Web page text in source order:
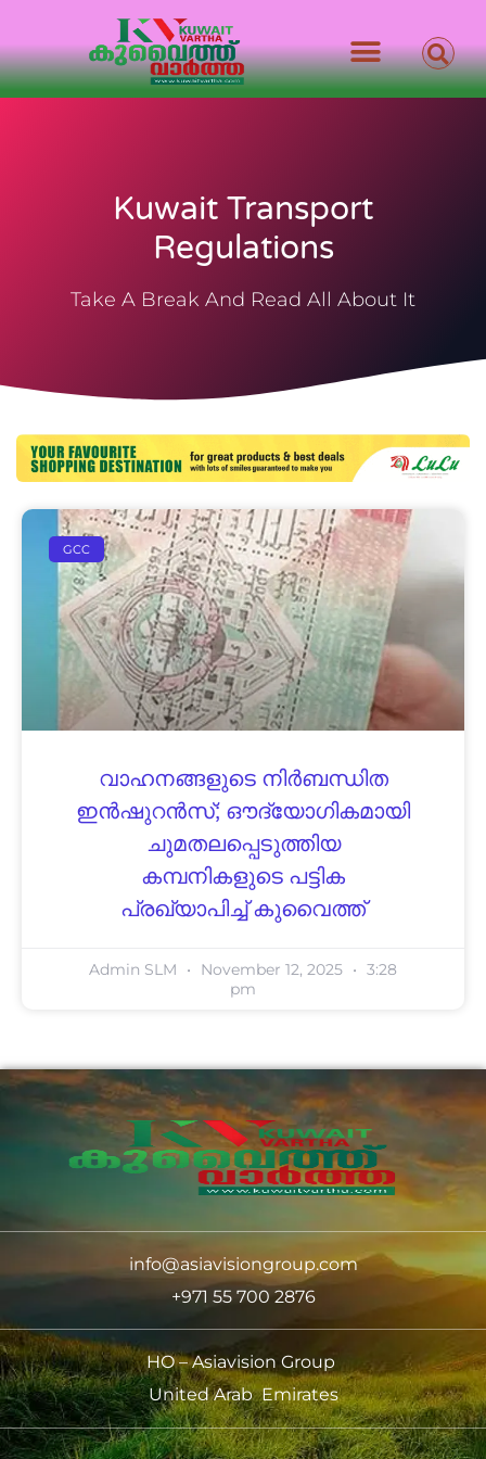
Kuwait Transport
Regulations
Take A Break And Read All About It
GCC
വാഹനങ്ങളുടെ നിർബന്ധിത
ഇൻഷുറൻസ്; ഔദ്യോഗികമായി
ചുമതലപ്പെടുത്തിയ
കമ്പനികളുടെ പട്ടിക
പ്രഖ്യാപിച്ച് കുവൈത്ത്
Admin SLM November 12, 2025
3:28
pm
info@asiavisiongroup.com
+971 55 700 2876
HO – Asiavision Group
United Arab Emirates